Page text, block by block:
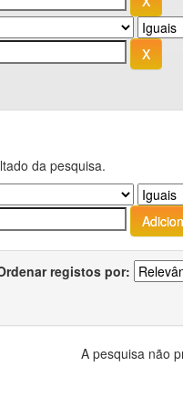
da pesquisa.
registos por:
A pesquisa não